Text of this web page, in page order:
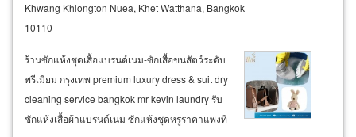
Khwang Khlongton Nuea, Khet Watthana, Bangkok
10110
ร้านซักแห้งชุดเสื้อแบรนด์เนม-ซักเสื้อขนสัตว์ระดับ
พรีเมี่ยม กรุงเทพ premium luxury dress & suit dry
cleaning service bangkok mr kevin laundry รับ
ซักแห้งเสื้อผ้าแบรนด์เนม ซักแห้งชุดหรูราคาแพงที่